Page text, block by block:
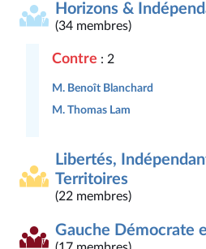
Horizons &
(34 membres)
Contre : 2
M. Benoît Blanchard
M. Thomas Lam
Libertés,
Territoires
(22 membres)
Gauche Démocrate